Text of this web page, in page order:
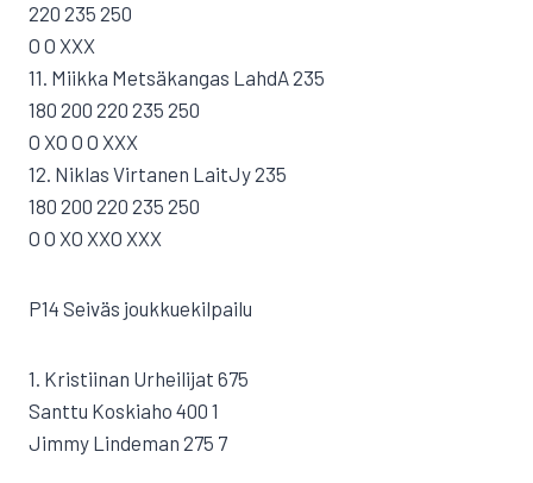
220 235 250
O O XXX
11. Miikka Metsäkangas LahdA 235
180 200 220 235 250
O XO O O XXX
12. Niklas Virtanen LaitJy 235
180 200 220 235 250
O O XO XXO XXX
P14 Seiväs joukkuekilpailu
1. Kristiinan Urheilijat 675
Santtu Koskiaho 400 1
Jimmy Lindeman 275 7